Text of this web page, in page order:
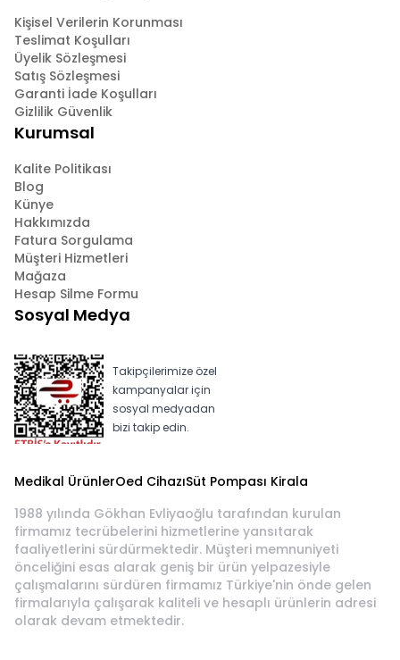
Kişisel Verilerin Korunması
Teslimat Koşulları
Üyelik Sözleşmesi
Satış Sözleşmesi
Garanti İade Koşulları
Gizlilik Güvenlik
Kurumsal
Kalite Politikası
Blog
Künye
Hakkımızda
Fatura Sorgulama
Müşteri Hizmetleri
Mağaza
Hesap Silme Formu
Sosyal Medya
Takipçilerimize özel
kampanyalar için
sosyal medyadan
bizi takip edin.
Medikal ÜrünlerOed CihazıSüt Pompası Kirala
1988 yılında Gökhan Evliyaoğlu tarafından kurulan
firmamız tecrübelerini hizmetlerine yansıtarak
faaliyetlerini sürdürmektedir. Müşteri memnuniyeti
önceliğini esas alarak geniş bir ürün yelpazesiyle
çalışmalarını sürdüren firmamız Türkiye'nin önde gelen
firmalarıyla çalışarak kaliteli ve hesaplı ürünlerin adresi
olarak devam etmektedir.